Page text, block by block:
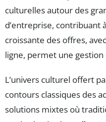
culturelles autour des
d’entreprise, contribuant
croissante des offres,
ligne, permet une
L’univers culturel offert
contours classiques des
solutions mixtes où